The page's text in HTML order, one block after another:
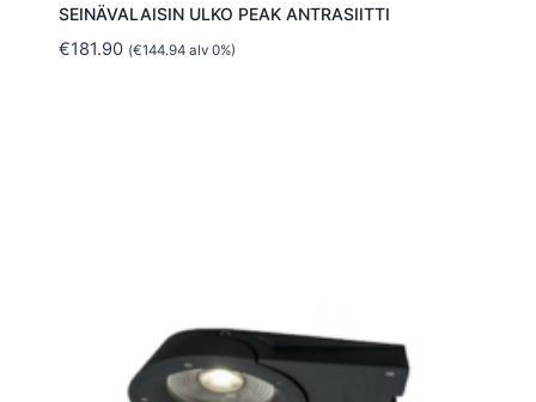
SEINÄVALAISIN ULKO PEAK ANTRASIITTI
€181.90 (€144.94alv 0%)